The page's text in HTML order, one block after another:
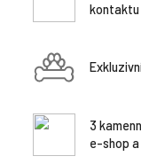
kontaktu
3
e-shop